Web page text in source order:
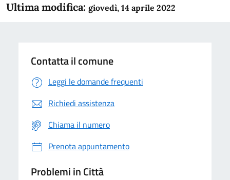
Ultima modifica: giovedì, 14 aprile 2022
Contatta il comune
Leggi le domande frequenti
Richiedi assistenza
Chiama il numero
Prenota appuntamento
Problemi in Città